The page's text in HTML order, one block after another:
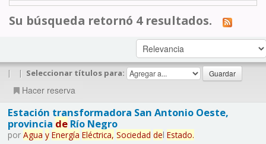
Su búsqueda retornó 4 resultados.
| | Seleccionar títulos para:
Hacer reserva
Estación transformadora San Antonio Oeste,
provincia deRío Negro
por Agua y Energía Eléctrica, Sociedad del Estado.